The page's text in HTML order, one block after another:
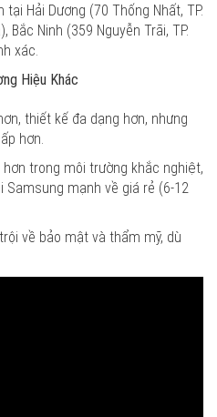
Hải Dương (70 Thống Nhất, TP.
Bắc Ninh (359 Nguyễn Trãi, TP.
xác.
Hiệu Khác
thiết kế đa dạng hơn, nhưng
hơn.
trong môi trường khắc nghiệt,
Samsung mạnh về giá rẻ (6-12
về bảo mật và thẩm mỹ, dù